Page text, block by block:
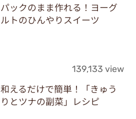
パックのまま作れる！ヨーグ
ルトのひんやりスイーツ
139,133 view
和えるだけで簡単！「きゅう
りとツナの副菜」レシピ